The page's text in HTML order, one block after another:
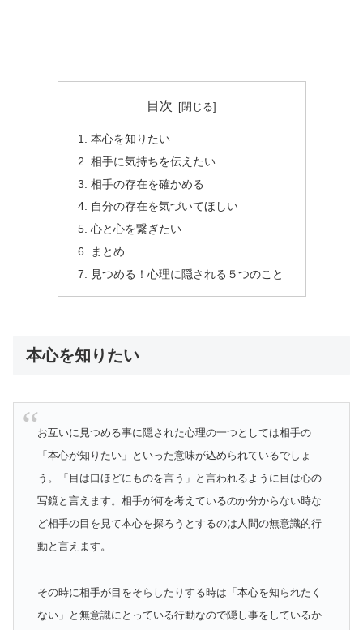
目次
本心を知りたい
相手に気持ちを伝えたい
相手の存在を確かめる
自分の存在を気づいてほしい
心と心を繋ぎたい
まとめ
見つめる！心理に隠される５つのこと
本心を知りたい
お互いに見つめる事に隠された心理の一つとしては相手の
「本心が知りたい」といった意味が込められているでしょ
う。「目は口ほどにものを言う」と言われるように目は心の
写鏡と言えます。相手が何を考えているのか分からない時な
ど相手の目を見て本心を探ろうとするのは人間の無意識的行
動と言えます。
その時に相手が目をそらしたりする時は「本心を知られたく
ない」と無意識にとっている行動なので隠し事をしているか